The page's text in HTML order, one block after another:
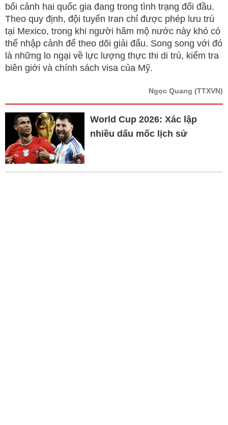
bối cảnh hai quốc gia đang trong tình trạng đối đầu.
Theo quy định, đội tuyển Iran chỉ được phép lưu trú
tại Mexico, trong khi người hâm mộ nước này khó có
thể nhập cảnh để theo dõi giải đấu. Song song với đó
là những lo ngại về lực lượng thực thi di trú, kiểm tra
biên giới và chính sách visa của Mỹ.
Ngọc Quang (TTXVN)
World Cup 2026: Xác lập
nhiều dấu mốc lịch sử